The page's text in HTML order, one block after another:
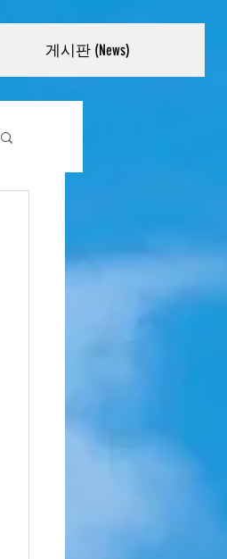
게시판 (News)